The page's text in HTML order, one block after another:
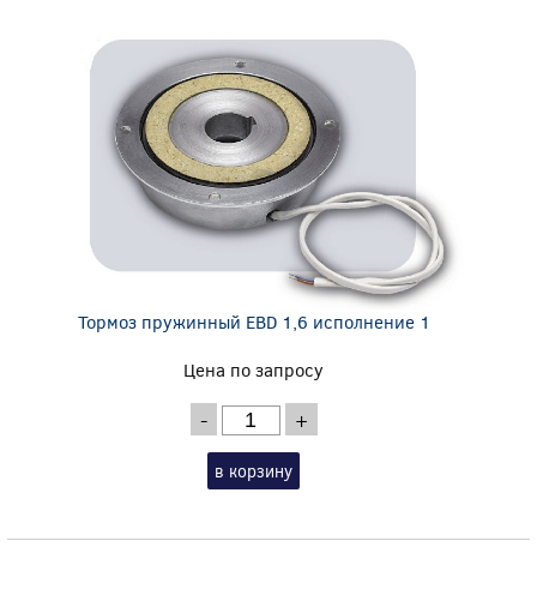
Тормоз пружинный EBD 1,6 исполнение 1
Цена по запросу
- +
в корзину